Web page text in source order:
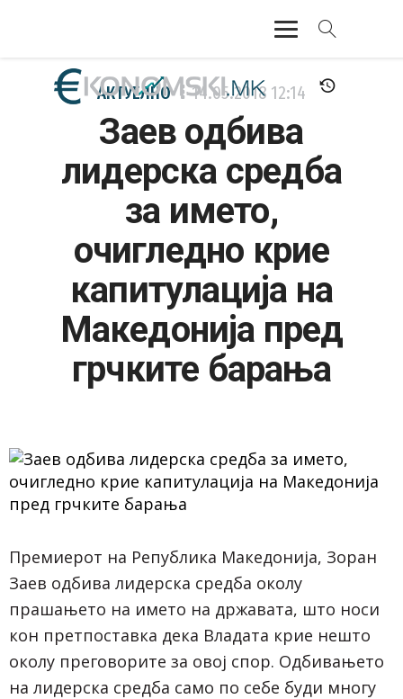
АКТУЕЛНО
ЕКОНОМИЈА
ФИНАНСИИ
БАНКАРСТВО
ЖИВОТ
МОЗАИК
АКТУЕЛНО 14.05.2018 12:14
Заев одбива
лидерска средба
за името,
очигледно крие
капитулација на
Македонија пред
грчките барања
Премиерот на Република Македонија, Зоран
Заев одбива лидерска средба околу
прашањето на името на државата, што носи
кон претпоставка дека Владата крие нешто
околу преговорите за овој спор. Одбивањето
на лидерска средба само по себе буди многу